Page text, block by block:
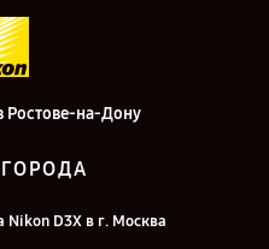
Ростове-на-Дону
D3X в г. Москва